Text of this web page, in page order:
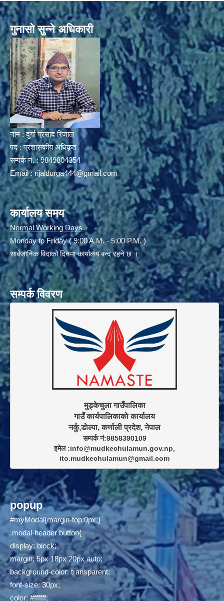
गुनासो सुन्ने अधिकारी
नाम : दुर्गा प्रसाद रिजाल
पद : प्रशासकीय अधिकृत
सम्पर्क नं. : 9849804354
Email : rijaldurga444@gmail.com
कार्यालय समय
Normal Working Days
Monday to Friday ( 9:00 A.M. - 5:00 P.M. )
सार्बजानिक बिदाको दिनमा कार्यालय बन्द रहने छ ।
सम्पर्क विवरण
मुड्केचुला गाउँपालिका
गाउँ कार्यपालिकाकाे कार्यालय
सम्पर्क नं:9858390109
इमेल :info@mudkechulamun.gov.np,
ito.mudkechulamun@gmail.com
popup
#myModal{margin-top:0px;}
.modal-header button{
display: block;
margin: 5px 18px 20px auto;
background-color: transparent;
font-size: 30px;
color: #ffffff;